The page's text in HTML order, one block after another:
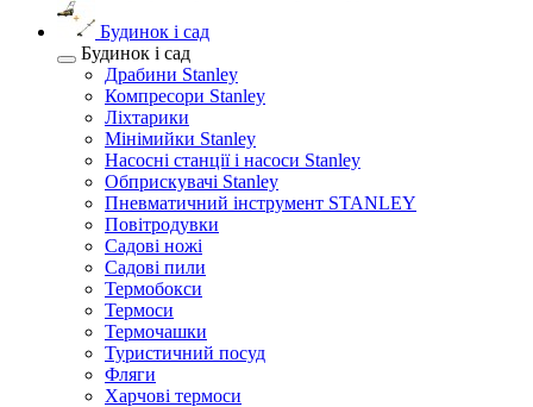
Будинок і сад
Будинок і сад
Драбини Stanley
Компресори Stanley
Ліхтарики
Мінімийки Stanley
Насосні станції і насоси Stanley
Обприскувачі Stanley
Пневматичний інструмент STANLEY
Повітродувки
Садові ножі
Садові пили
Термобокси
Термоси
Термочашки
Туристичний посуд
Фляги
Харчові термоси